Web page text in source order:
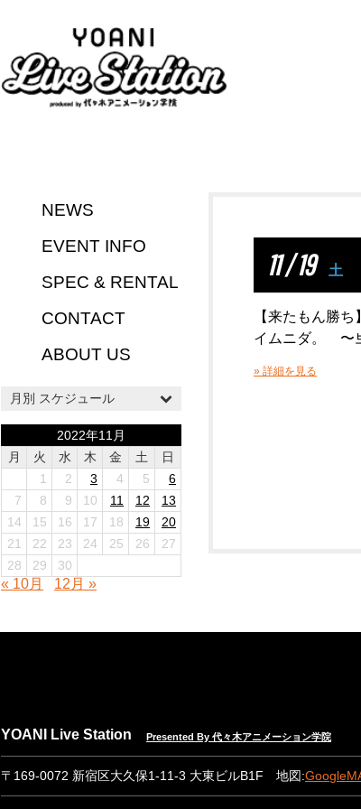
NEWS
EVENT INFO
SPEC & RENTAL
CONTACT
ABOUT US
月別 スケジュール
2022年11月
月
火 水 木 金 土
日
1
2 3 4 5
6
7
8 9 10 11 12
13
14
15 16 17 18 19
20
21
22 23 24 25 26
27
28
29 30
« 10月 12月 »
11 / 19 土
【来たもん勝
イムニダ。 〜
» 詳細を見る
YOANI Live Station Presented By 代々木アニメーション学院
〒169-0072 新宿区大久保1-11-3 大東ビルB1F 地図: